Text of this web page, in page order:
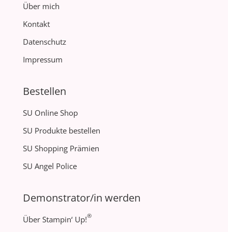
Über mich
Kontakt
Datenschutz
Impressum
Bestellen
SU Online Shop
SU Produkte bestellen
SU Shopping Prämien
SU Angel Police
Demonstrator/in werden
Über Stampin‘ Up!®